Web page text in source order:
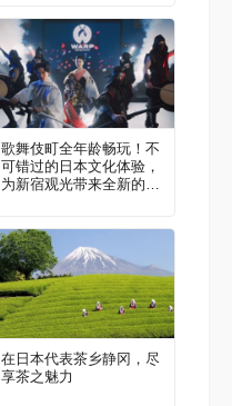
歌舞伎町全年龄畅玩！不
可错过的日本文化体验，
为新宿观光带来全新的冒
在日本代表茶乡静冈，尽
享茶之魅力